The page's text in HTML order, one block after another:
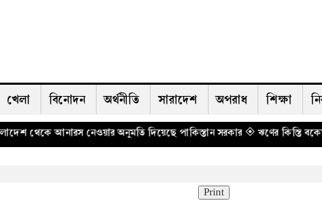
খেলা বিনোদন অর্থনীতি সারাদেশ অপরাধ শিক্ষা
অনুমতি দিয়েছে পাকিস্তান সরকার◈ ঋণের কিস্তি বকেয়া পড়লেই
Print